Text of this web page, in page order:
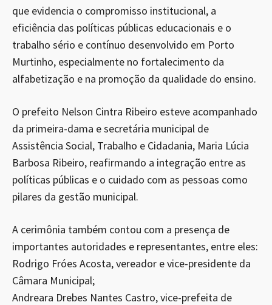
que evidencia o compromisso institucional, a
eficiência das políticas públicas educacionais e o
trabalho sério e contínuo desenvolvido em Porto
Murtinho, especialmente no fortalecimento da
alfabetização e na promoção da qualidade do ensino.
O prefeito Nelson Cintra Ribeiro esteve acompanhado
da primeira-dama e secretária municipal de
Assistência Social, Trabalho e Cidadania, Maria Lúcia
Barbosa Ribeiro, reafirmando a integração entre as
políticas públicas e o cuidado com as pessoas como
pilares da gestão municipal.
A cerimônia também contou com a presença de
importantes autoridades e representantes, entre eles:
Rodrigo Fróes Acosta, vereador e vice-presidente da
Câmara Municipal;
Andreara Drebes Nantes Castro, vice-prefeita de